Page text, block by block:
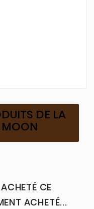
DE LA
MOON
CE
ACHETÉ...